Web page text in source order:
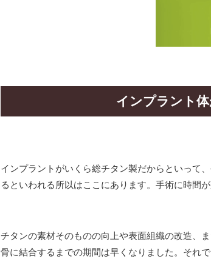
インプラント
インプラントがいくら総チタン製だからといって
るといわれる所以はここにあります。手術に時間
チタンの素材そのものの向上や表面組織の改造、
骨に結合するまでの期間は早くなりました。それ